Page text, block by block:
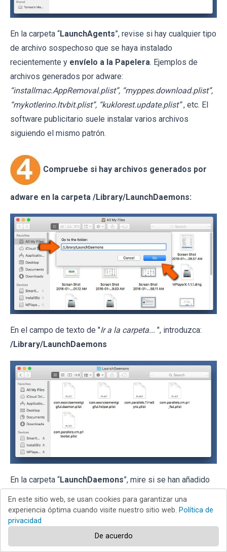
En la carpeta “LaunchAgents”, revise si hay cualquier tipo
de archivo sospechoso que se haya instalado
recientemente y envíelo a la Papelera. Ejemplos de
archivos generados por adware:
“installmac.AppRemoval.plist”, “myppes.download.plist”,
“mykotlerino.ltvbit.plist”, “kuklorest.update.plist” , etc. El
software publicitario suele instalar varios archivos
siguiendo el mismo patrón.
Compruebe si hay archivos generados por
adware en la carpeta /Library/LaunchDaemons:
En el campo de texto de "Ir a la carpeta... ", introduzca:
/Library/LaunchDaemons
En la carpeta “LaunchDaemons”, mire si se han añadido
recientemente archivos sospechosos. Por ejemplo,
“com.aoudad.net-preferences.plist”, “com.myppes.net-
preferences.plist”, "com.kuklorest.net-preferences.plist”,
, etc., y, en tal caso,
En este sitio web, se usan cookies para garantizar una
experiencia óptima cuando visite nuestro sitio web. Política de
privacidad
De acuerdo